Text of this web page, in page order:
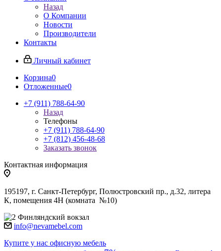
Назад
О Компании
Новости
Производители
Контакты
Личный кабинет
Корзина0
Отложенные0
+7 (911) 788-64-90
Назад
Телефоны
+7 (911) 788-64-90
+7 (812) 456-48-68
Заказать звонок
Контактная информация
195197, г. Санкт-Петербург, Полюстровский пр., д.32, литера
К, помещения 4Н (комната №10)
Финляндский вокзал
info@nevamebel.com
Купите у нас офисную мебель